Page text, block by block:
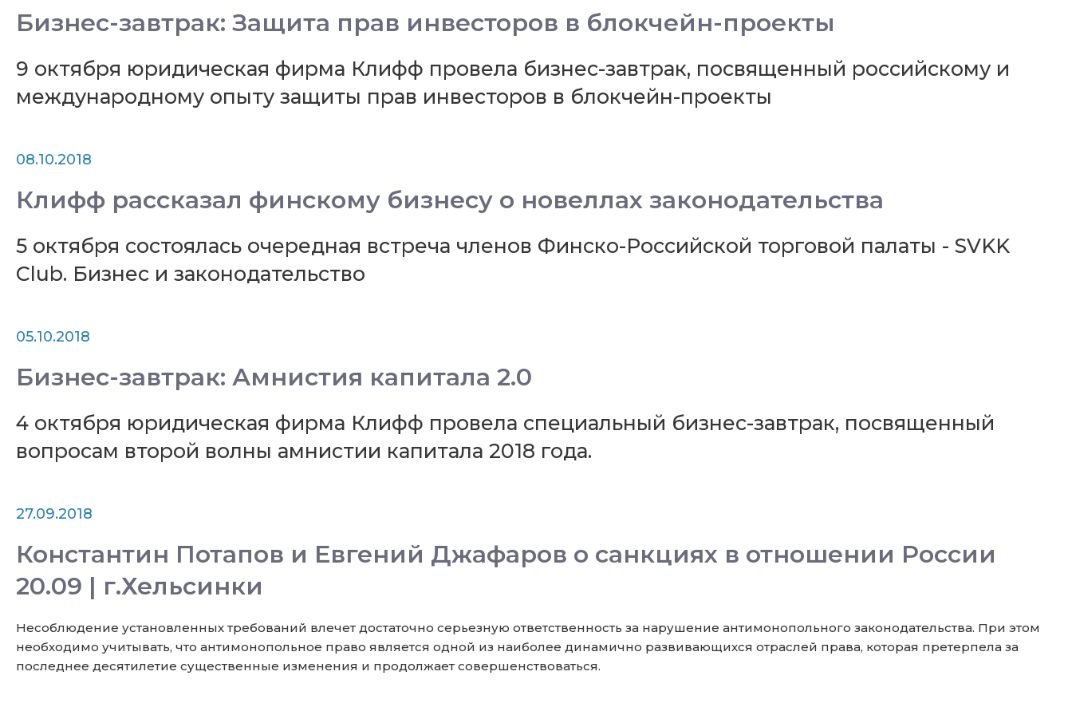
Бизнес-завтрак: Защита прав инвесторов в блокчейн-проекты
9 октября юридическая фирма Клифф провела бизнес-завтрак, посвященный российскому и
международному опыту защиты прав инвесторов в блокчейн-проекты
08.10.2018
Клифф рассказал финскому бизнесу о новеллах законодательства
5 октября состоялась очередная встреча членов Финско-Российской торговой палаты - SVKK
Club. Бизнес и законодательство
05.10.2018
Бизнес-завтрак: Амнистия капитала 2.0
4 октября юридическая фирма Клифф провела специальный бизнес-завтрак, посвященный
вопросам второй волны амнистии капитала 2018 года.
27.09.2018
Константин Потапов и Евгений Джафаров о санкциях в отношении России
20.09 | г.Хельсинки
Несоблюдение установленных требований влечет достаточно серьезную ответственность за нарушение антимонопольного законодательства. При этом
необходимо учитывать, что антимонопольное право является одной из наиболее динамично развивающихся отраслей права, которая претерпела за
последнее десятилетие существенные изменения и продолжает совершенствоваться.